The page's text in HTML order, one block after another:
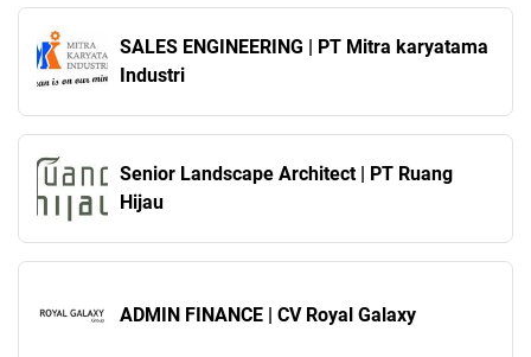
SALES ENGINEERING | PT Mitra karyatama
Industri
Senior Landscape Architect | PT Ruang
Hijau
ADMIN FINANCE | CV Royal Galaxy